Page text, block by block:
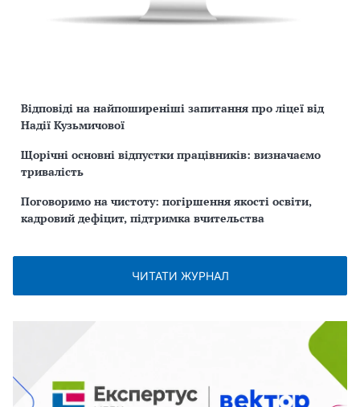
Відповіді на найпоширеніші запитання про ліцеї від
Надії Кузьмичової
Щорічні основні відпустки працівників: визначаємо
тривалість
Поговоримо на чистоту: погіршення якості освіти,
кадровий дефіцит, підтримка вчительства
ЧИТАТИ ЖУРНАЛ